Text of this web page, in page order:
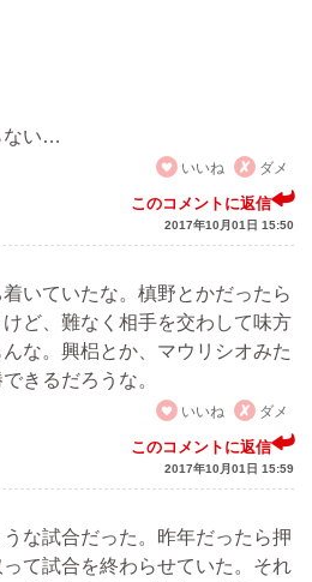
ない…
いいね
ダメ
このコメントに返信
2017年10月01日 15:50
いていたな。槙野とかだったら
ど、難なく相手を交わして味方
な。興梠とか、マウリシオみた
きるだろうな。
いいね
ダメ
このコメントに返信
2017年10月01日 15:59
な試合だった。昨年だったら押
て試合を終わらせていた。それ